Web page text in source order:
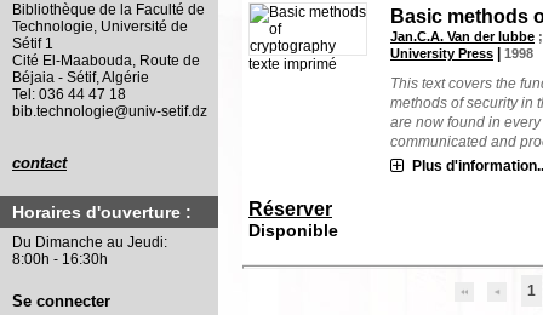
texte imprimé
Basic methods
Jan.C.A. Van der lubbe
University Press |1998
This text covers the
methods of security in
are now found in
communicated and
Plus
Réserver
Disponible
1
Bibliothèque de la Faculté de
Technologie, Université de
Sétif 1
Cité El-Maabouda, Route de
Béjaia - Sétif, Algérie
Tel: 036 44 47 18
bib.technologie@univ-setif.dz
contact
Horaires d'ouverture :
Du Dimanche au Jeudi:
8:00h - 16:30h
Se connecter